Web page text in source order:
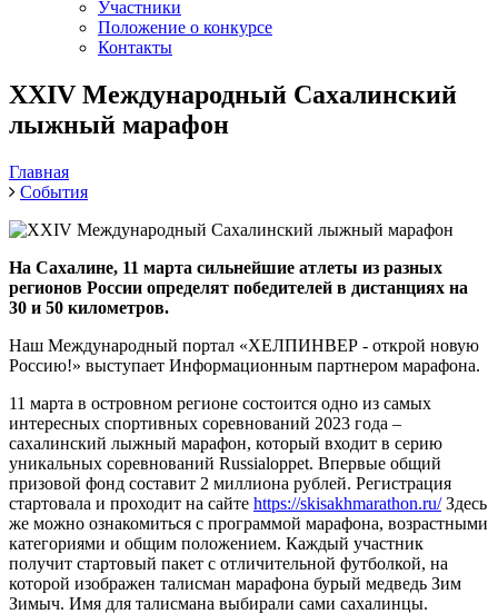
Участники
Положение о конкурсе
Контакты
XXIV Международный Сахалинский
лыжный марафон
Главная
События
На Сахалине, 11 марта сильнейшие атлеты из разных
регионов России определят победителей в дистанциях на
30 и 50 километров.
Наш Международный портал «ХЕЛПИНВЕР - открой новую
Россию!» выступает Информационным партнером марафона.
11 марта в островном регионе состоится одно из самых
интересных спортивных соревнований 2023 года –
сахалинский лыжный марафон, который входит в серию
уникальных соревнований Russialoppet. Впервые общий
призовой фонд составит 2 миллиона рублей. Регистрация
стартовала и проходит на сайте https://skisakhmarathon.ru/Здесь
же можно ознакомиться с программой марафона, возрастными
категориями и общим положением. Каждый участник
получит стартовый пакет с отличительной футболкой, на
которой изображен талисман марафона бурый медведь Зим
Зимыч. Имя для талисмана выбирали сами сахалинцы.